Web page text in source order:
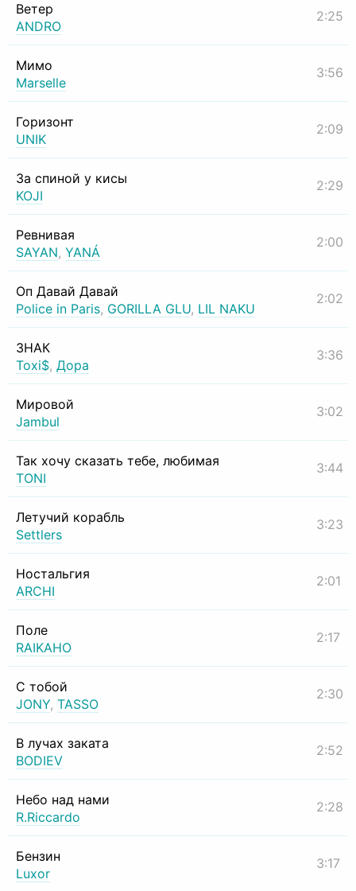
Ветер
ANDRO
2:25
Мимо
Marselle
3:56
Горизонт
UNIK
2:09
За спиной у кисы
KOJI
2:29
Ревнивая
SAYAN, YANÁ
2:00
Оп Давай Давай
Police in Paris, GORILLA GLU, LIL NAKU
2:02
ЗНАК
Toxi$, Дора
3:36
Мировой
Jambul
3:02
Так хочу сказать тебе, любимая
TONI
3:44
Летучий корабль
Settlers
3:23
Ностальгия
ARCHI
2:01
Поле
RAIKAHO
2:17
С тобой
JONY, TASSO
2:30
В лучах заката
BODIEV
2:52
Небо над нами
R.Riccardo
2:28
Бензин
Luxor
3:17